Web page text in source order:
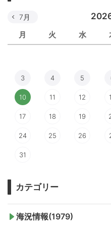
月 火 水
7月
3 4 5
10 11 12
17 18 19
24 25 26
31
カテゴリー
海況情報(1979)